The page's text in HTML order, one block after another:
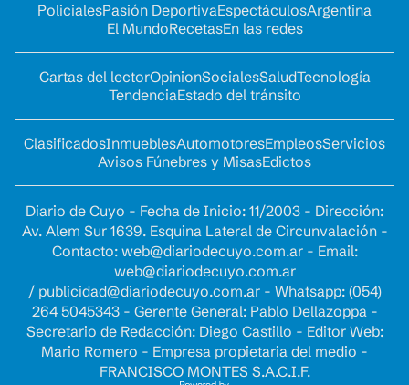
PolicialesPasión DeportivaEspectáculosArgentina
El MundoRecetasEn las redes
Cartas del lectorOpinionSocialesSaludTecnología
TendenciaEstado del tránsito
ClasificadosInmueblesAutomotoresEmpleosServicios
Avisos Fúnebres y MisasEdictos
Diario de Cuyo - Fecha de Inicio: 11/2003 - Dirección:
Av. Alem Sur 1639. Esquina Lateral de Circunvalación -
Contacto: web@diariodecuyo.com.ar- Email:
web@diariodecuyo.com.ar
/ publicidad@diariodecuyo.com.ar- Whatsapp: (054)
264 5045343 - Gerente General: Pablo Dellazoppa -
Secretario de Redacción: Diego Castillo - Editor Web:
Mario Romero - Empresa propietaria del medio -
FRANCISCO MONTES S.A.C.I.F.